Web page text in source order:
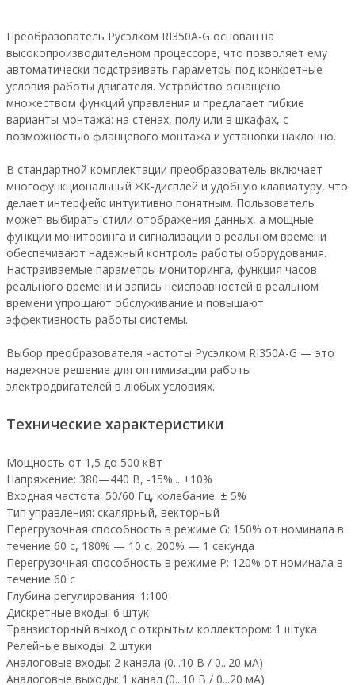
Преобразователь Русэлком RI350A-G основан на
высокопроизводительном процессоре, что позволяет ему
автоматически подстраивать параметры под конкретные
условия работы двигателя. Устройство оснащено
множеством функций управления и предлагает гибкие
варианты монтажа: на стенах, полу или в шкафах, с
возможностью фланцевого монтажа и установки наклонно.
В стандартной комплектации преобразователь включает
многофункциональный ЖК-дисплей и удобную клавиатуру, что
делает интерфейс интуитивно понятным. Пользователь
может выбирать стили отображения данных, а мощные
функции мониторинга и сигнализации в реальном времени
обеспечивают надежный контроль работы оборудования.
Настраиваемые параметры мониторинга, функция часов
реального времени и запись неисправностей в реальном
времени упрощают обслуживание и повышают
эффективность работы системы.
Выбор преобразователя частоты Русэлком RI350A-G — это
надежное решение для оптимизации работы
электродвигателей в любых условиях.
Технические характеристики
Мощность от 1,5 до 500 кВт
Напряжение: 380—440 В, -15%... +10%
Входная частота: 50/60 Гц, колебание: ± 5%
Тип управления: скалярный, векторный
Перегрузочная способность в режиме G: 150% от номинала в
течение 60 с, 180% — 10 с, 200% — 1 секунда
Перегрузочная способность в режиме P: 120% от номинала в
течение 60 с
Глубина регулирования: 1:100
Дискретные входы: 6 штук
Транзисторный выход с открытым коллектором: 1 штука
Релейные выходы: 2 штуки
Аналоговые входы: 2 канала (0...10 В / 0...20 мА)
Аналоговые выходы: 1 канал (0...10 В / 0...20 мА)